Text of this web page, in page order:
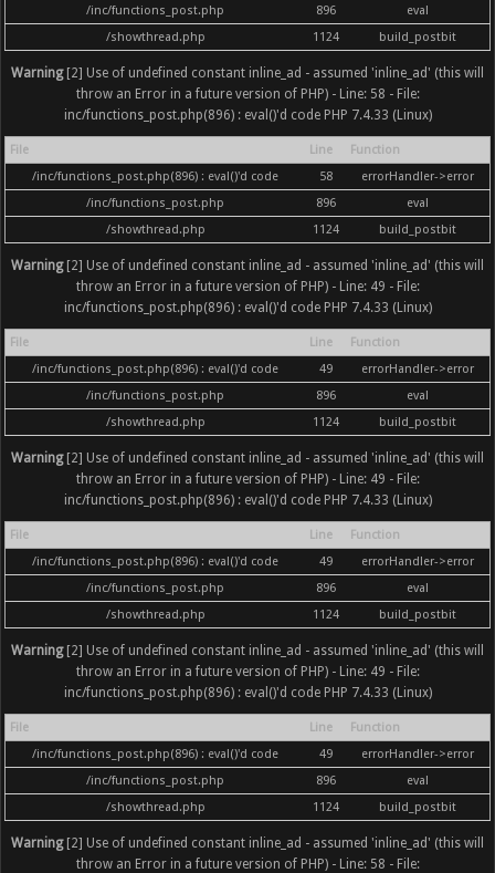
/inc/functions_post.php
896
eval
/showthread.php
1124 build_postbit
Warning[2] Use of undefined constant inline_ad - assumed 'inline_ad' (this will
throw an Error in a future version of PHP) - Line: 58 - File:
inc/functions_post.php(896) : eval()'d code PHP 7.4.33 (Linux)
File Line
Function
/inc/functions_post.php(896) : eval()'d code
58
errorHandler->error
/inc/functions_post.php
896
eval
/showthread.php
1124 build_postbit
Warning[2] Use of undefined constant inline_ad - assumed 'inline_ad' (this will
throw an Error in a future version of PHP) - Line: 49 - File:
inc/functions_post.php(896) : eval()'d code PHP 7.4.33 (Linux)
File Line
Function
/inc/functions_post.php(896) : eval()'d code
49
errorHandler->error
/inc/functions_post.php
896
eval
/showthread.php
1124 build_postbit
Warning[2] Use of undefined constant inline_ad - assumed 'inline_ad' (this will
throw an Error in a future version of PHP) - Line: 49 - File:
inc/functions_post.php(896) : eval()'d code PHP 7.4.33 (Linux)
File Line
Function
/inc/functions_post.php(896) : eval()'d code
49
errorHandler->error
/inc/functions_post.php
896
eval
/showthread.php
1124 build_postbit
Warning[2] Use of undefined constant inline_ad - assumed 'inline_ad' (this will
throw an Error in a future version of PHP) - Line: 49 - File:
inc/functions_post.php(896) : eval()'d code PHP 7.4.33 (Linux)
File Line
Function
/inc/functions_post.php(896) : eval()'d code
49
errorHandler->error
/inc/functions_post.php
896
eval
/showthread.php
1124 build_postbit
Warning[2] Use of undefined constant inline_ad - assumed 'inline_ad' (this will
throw an Error in a future version of PHP) - Line: 58 - File: